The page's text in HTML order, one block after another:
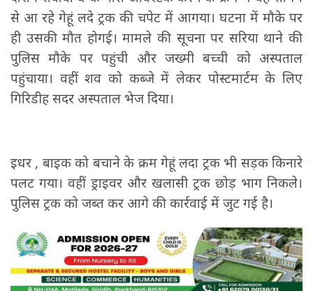
से आ रहे गेहूं लदे ट्रक की चपेट में आगया। घटना में मौके पर
ही उसकी मौत होगई। मामले की सूचना पर सरिया थाने की
पुलिस मौके पर पहुंची और जख्मी बच्ची को अस्पताल
पहुंचाया। वहीं शव को कब्जे में लेकर पोस्टमार्टम के लिए
गिरिडीह सदर अस्पताल भेज दिया।
इधर , बाइक को बचाने के क्रम गेहूं लदा ट्रक भी सड़क किनारे
पलट गया। वहीं ड्राइवर और खलासी ट्रक छोड़ भाग निकले।
पुलिस ट्रक को जब्त कर आगे की कार्रवाई में जुट गई है।